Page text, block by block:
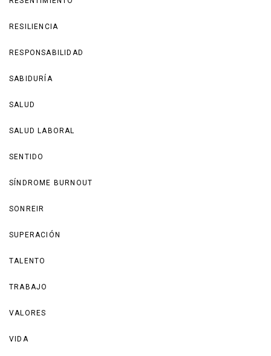
RESILIENCIA
RESPONSABILIDAD
SABIDURÍA
SALUD
SALUD LABORAL
SENTIDO
SÍNDROME BURNOUT
SONREIR
SUPERACIÓN
TALENTO
TRABAJO
VALORES
VIDA